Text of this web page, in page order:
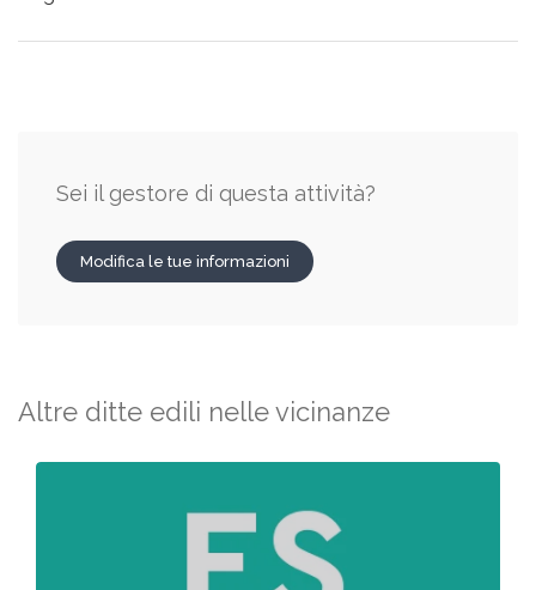
Sei il gestore di questa attività?
Modifica le tue informazioni
Altre ditte edili nelle vicinanze